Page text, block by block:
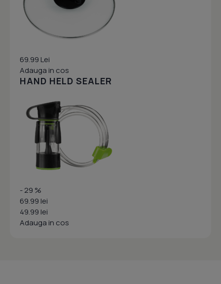
69.99 Lei
Adauga in cos
HAND HELD SEALER
- 29 %
69.99 lei
49.99 lei
Adauga in cos